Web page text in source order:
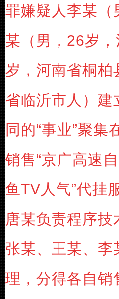
罪嫌疑人李某（
某（男，26岁
岁，河南省桐柏
省临沂市人）建
同的“事业”聚
销售“京广高速
鱼TV人气”代挂
唐某负责程序
张某、王某、李
理，分得各自销